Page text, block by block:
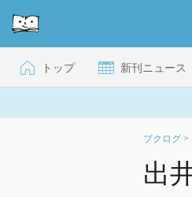
トップ 新刊ニュース
ブクログ >
出